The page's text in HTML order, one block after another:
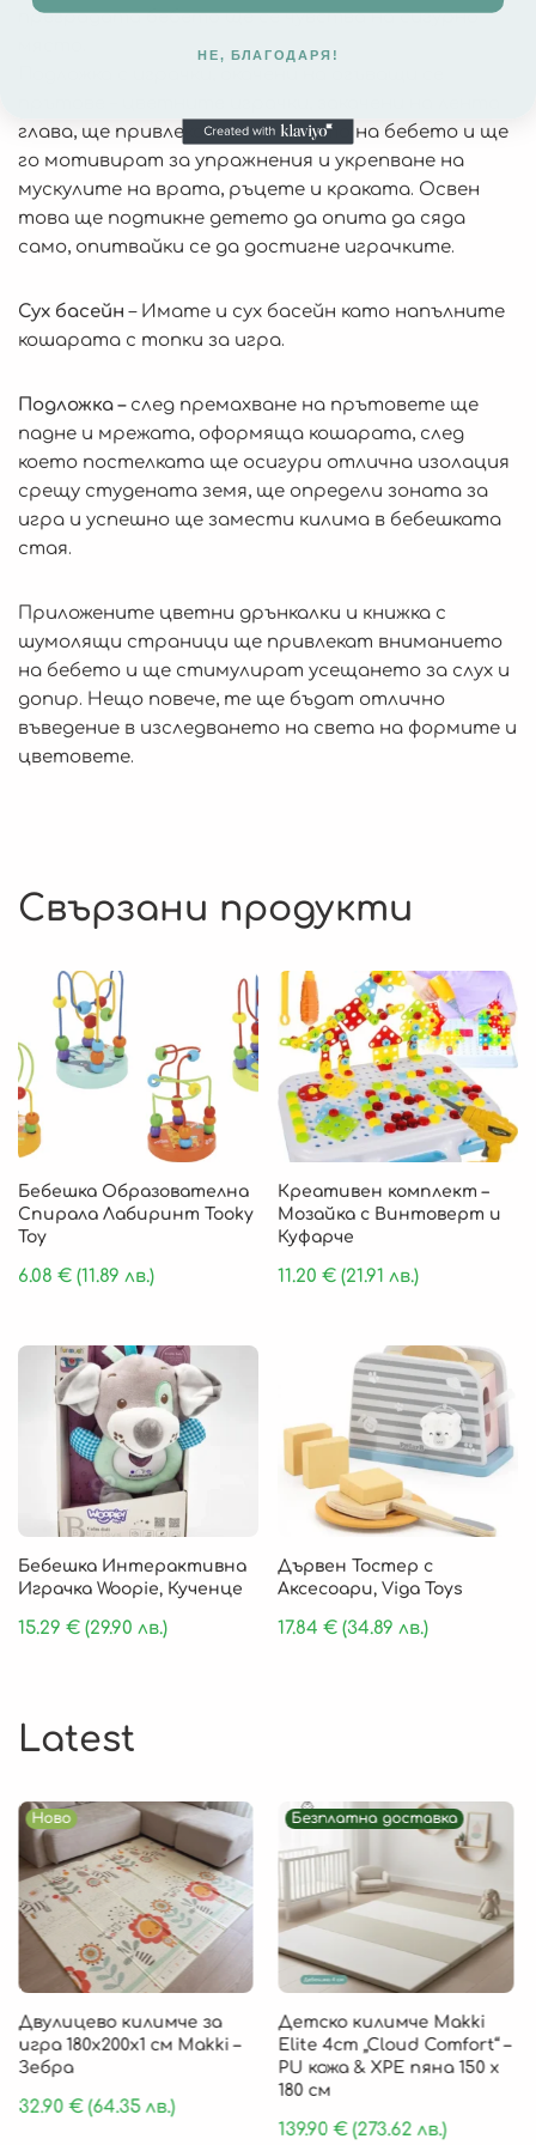
преградата бебето ще се чувства на сигурно
глава, ще привлекат вниманието на бебето и ще
го мотивират за упражнения и укрепване на
мускулите на врата, ръцете и краката. Освен
това ще подтикне детето да опита да сяда
само, опитвайки се да достигне играчките.
Сух басейн – Имате и сух басейн като напълните
кошарата с топки за игра.
Подложка –след премахване на прътовете ще
падне и мрежата, оформяща кошарата, след
което постелката ще осигури отлична изолация
срещу студената земя, ще определи зоната за
игра и успешно ще замести килима в бебешката
стая.
Приложените цветни дрънкалки и книжка с
шумолящи страници ще привлекат вниманието
на бебето и ще стимулират усещането за слух и
допир. Нещо повече, те ще бъдат отлично
въведение в изследването на света на формите и
цветовете.
Свързани продукти
Бебешка Образователна
Спирала Лабиринт Tooky
Toy
6.08 € (11.89 лв.)
Креативен комплект –
Мозайка с Винтоверт и
Куфарче
11.20€ (21.91 лв.)
Бебешка Интерактивна
Играчка Woopie, Кученце
15.29 € (29.90 лв.)
Дървен Тостер с
Аксесоари, Viga Toys
17.84€ (34.89 лв.)
Latest
Ново
Двулицево килимче за
игра 180х200х1 см Makki –
Зебра
32.90 €(64.35 лв.)
Безплатна доставка
Детско килимче Makki
Elite 4cm „Cloud Comfort“ –
PU кожа & XPE пяна 150 х
180 см
139.90€(273.62 лв.)
НЕ, БЛАГОДАРЯ!